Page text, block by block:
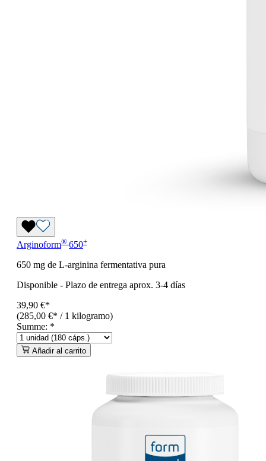
Arginoform® 650+
650 mg de L-arginina fermentativa pura
Disponible - Plazo de entrega aprox. 3-4 días
39,90 €*
(285,00 €* / 1 kilogramo)
Summe: *
Añadir al carrito